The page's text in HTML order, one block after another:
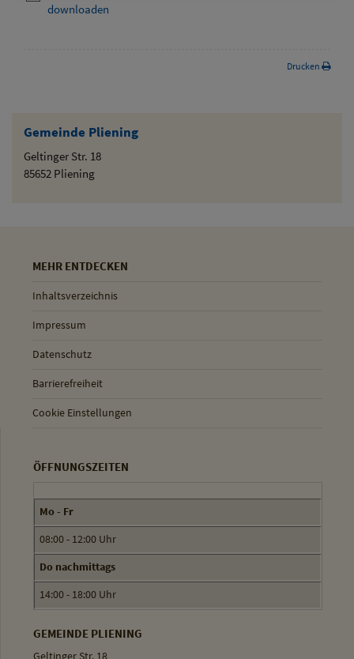
Gemeinde Pliening
Geltinger Str. 18
85652 Pliening
downloaden
Drucken
MEHR ENTDECKEN
Inhaltsverzeichnis
Impressum
Datenschutz
Barrierefreiheit
Cookie Einstellungen
ÖFFNUNGSZEITEN
Mo - Fr
08:00 - 12:00 Uhr
Do nachmittags
14:00 - 18:00 Uhr
GEMEINDE PLIENING
Geltinger Str. 18